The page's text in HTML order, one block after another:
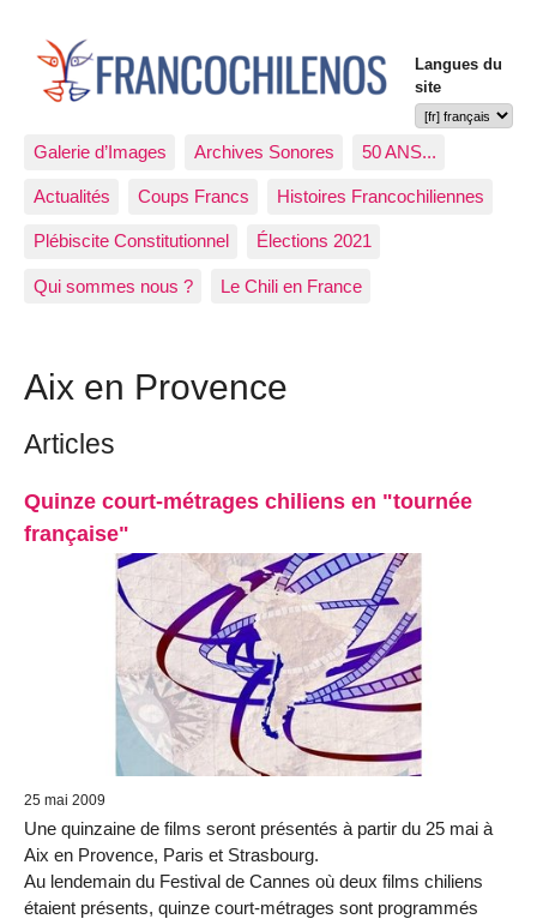
Langues du
site
Galerie d’Images Archives Sonores 50 ANS...
Actualités Coups Francs Histoires Francochiliennes
Plébiscite Constitutionnel Élections 2021
Qui sommes nous ? Le Chili en France
Aix en Provence
Articles
Quinze court-métrages chiliens en "tournée
française"
25 mai 2009
Une quinzaine de films seront présentés à partir du 25 mai à
Aix en Provence, Paris et Strasbourg.
Au lendemain du Festival de Cannes où deux films chiliens
étaient présents, quinze court-métrages sont programmés